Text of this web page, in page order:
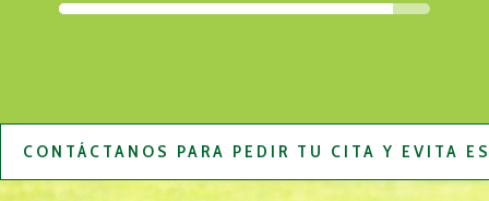
CONTÁCTANOS PARA PEDIR TU CITA Y EVITA